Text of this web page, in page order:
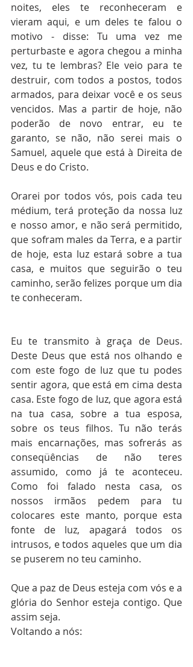
noites, eles te reconheceram e
vieram aqui, e um deles te falou o
motivo - disse: Tu uma vez me
perturbaste e agora chegou a minha
vez, tu te lembras? Ele veio para te
destruir, com todos a postos, todos
armados, para deixar você e os seus
vencidos. Mas a partir de hoje, não
poderão de novo entrar, eu te
garanto, se não, não serei mais o
Samuel, aquele que está à Direita de
Deus e do Cristo.
Orarei por todos vós, pois cada teu
médium, terá proteção da nossa luz
e nosso amor, e não será permitido,
que sofram males da Terra, e a partir
de hoje, esta luz estará sobre a tua
casa, e muitos que seguirão o teu
caminho, serão felizes porque um dia
te conheceram.
Eu te transmito à graça de Deus.
Deste Deus que está nos olhando e
com este fogo de luz que tu podes
sentir agora, que está em cima desta
casa. Este fogo de luz, que agora está
na tua casa, sobre a tua esposa,
sobre os teus filhos. Tu não terás
mais encarnações, mas sofrerás as
conseqüências de não teres
assumido, como já te aconteceu.
Como foi falado nesta casa, os
nossos irmãos pedem para tu
colocares este manto, porque esta
fonte de luz, apagará todos os
intrusos, e todos aqueles que um dia
se puserem no teu caminho.
Que a paz de Deus esteja com vós e a
glória do Senhor esteja contigo. Que
assim seja.
Voltando a nós: